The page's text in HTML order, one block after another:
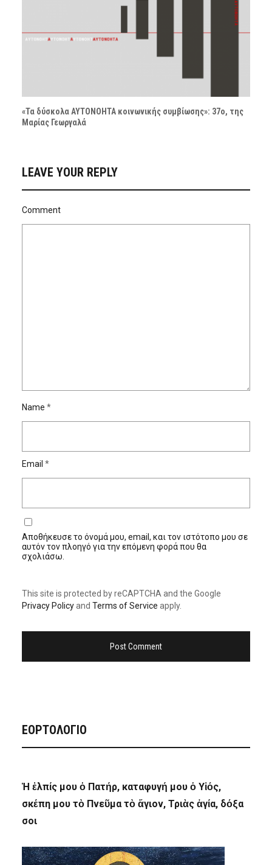
«Τα δύσκολα ΑΥΤΟΝΟΗΤΑ κοινωνικής συμβίωσης»: 37ο, της
Μαρίας Γεωργαλά
LEAVE YOUR REPLY
Comment
Name *
Email *
Αποθήκευσε το όνομά μου, email, και τον ιστότοπο μου σε
αυτόν τον πλοηγό για την επόμενη φορά που θα
σχολιάσω.
This site is protected by reCAPTCHA and the Google
Privacy Policyand Terms of Service apply.
ΕΟΡΤΟΛΟΓΙΟ
Ἡ ἐλπίς μου ὁ Πατήρ, καταφυγή μου ὁ Υἱός,
σκέπη μου τὸ Πνεῦμα τὸ ἅγιον, Τριὰς ἁγία, δόξα
σοι